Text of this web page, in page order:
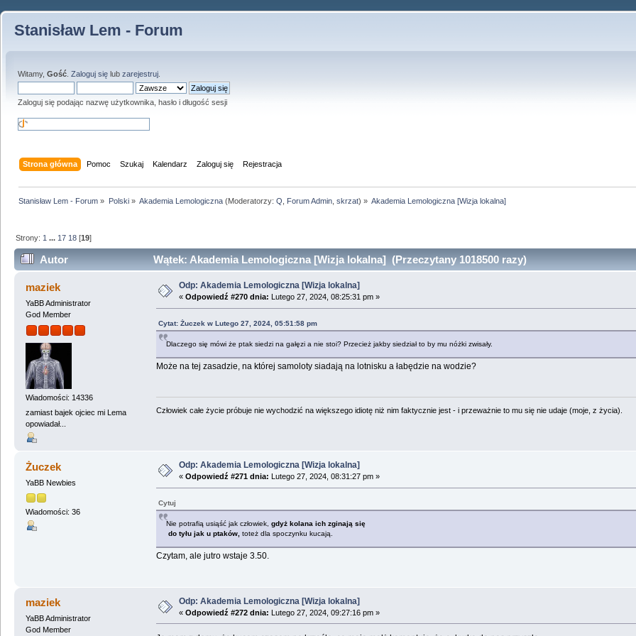
Stanisław Lem - Forum
Witamy, Gość Zaloguj się lub zarejestruj
Zaloguj się podając nazwę użytkownika, hasło i długość sesji
Strona główna Pomoc Szukaj Kalendarz Zaloguj się Rejestracja
Stanisław Lem - Forum » Polski» Akademia Lemologiczna(Moderatorzy: Q Forum Admin, skrzat) » Akademia Lemologiczna [Wizja lokalna]
Strony: 1 ... 17 18 [19]
Autor Wątek: Akademia Lemologiczna [Wizja lokalna] (Przeczytany 1018500 razy)
maziek
YaBB Administrator
God Member
Wiadomości: 14336
zamiast bajek ojciec mi Lema
opowiadał...
Odp: Akademia Lemologiczna [Wizja lokalna]
« Odpowiedź #270 dnia: Lutego 27, 2024, 08:25:31 pm »
Cytat: Żuczek w Lutego 27, 2024, 05:51:58 pm
Dlaczego się mówi że ptak siedzi na gałęzi a nie stoi? Przecież jakby siedział to by mu nóżki zwisały.
Może na tej zasadzie, na której samoloty siadają na lotnisku a łabędzie na wodzie?
Człowiek całe życie próbuje nie wychodzić na większego idiotę niż nim faktycznie jest - i przeważnie to mu się nie udaje (moje, z życia).
Żuczek
YaBB Newbies
Wiadomości: 36
Odp: Akademia Lemologiczna [Wizja lokalna]
« Odpowiedź #271 dnia: Lutego 27, 2024, 08:31:27 pm »
Cytuj
Nie potrafią usiąść jak człowiek, gdyż kolana ich zginają się
do tyłu jak u ptaków,toteż dla spoczynku kucają.
Czytam, ale jutro wstaje 3.50.
maziek
YaBB Administrator
God Member
Odp: Akademia Lemologiczna [Wizja lokalna]
« Odpowiedź #272 dnia: Lutego 27, 2024, 09:27:16 pm »